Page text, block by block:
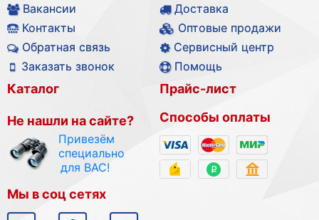
Вакансии
Контакты
Обратная связь
Заказать звонок
Доставка
Оптовые продажи
Сервисный центр
Помощь
Каталог
Не нашли на сайте?
Привезём
специально
для ВАС!
Прайс-лист
Способы оплаты
Мы в соц сетях